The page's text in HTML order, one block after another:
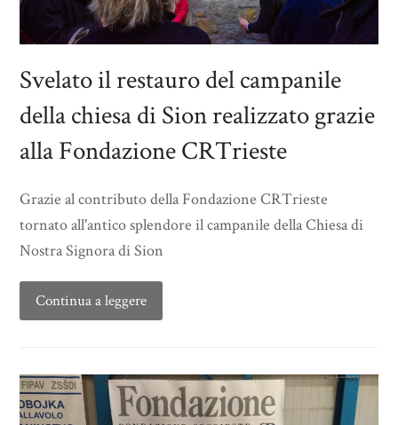
Svelato il restauro del campanile
della chiesa di Sion realizzato grazie
alla Fondazione CRTrieste
Grazie al contributo della Fondazione CRTrieste
tornato all'antico splendore il campanile della Chiesa di
Nostra Signora di Sion
Continua a leggere